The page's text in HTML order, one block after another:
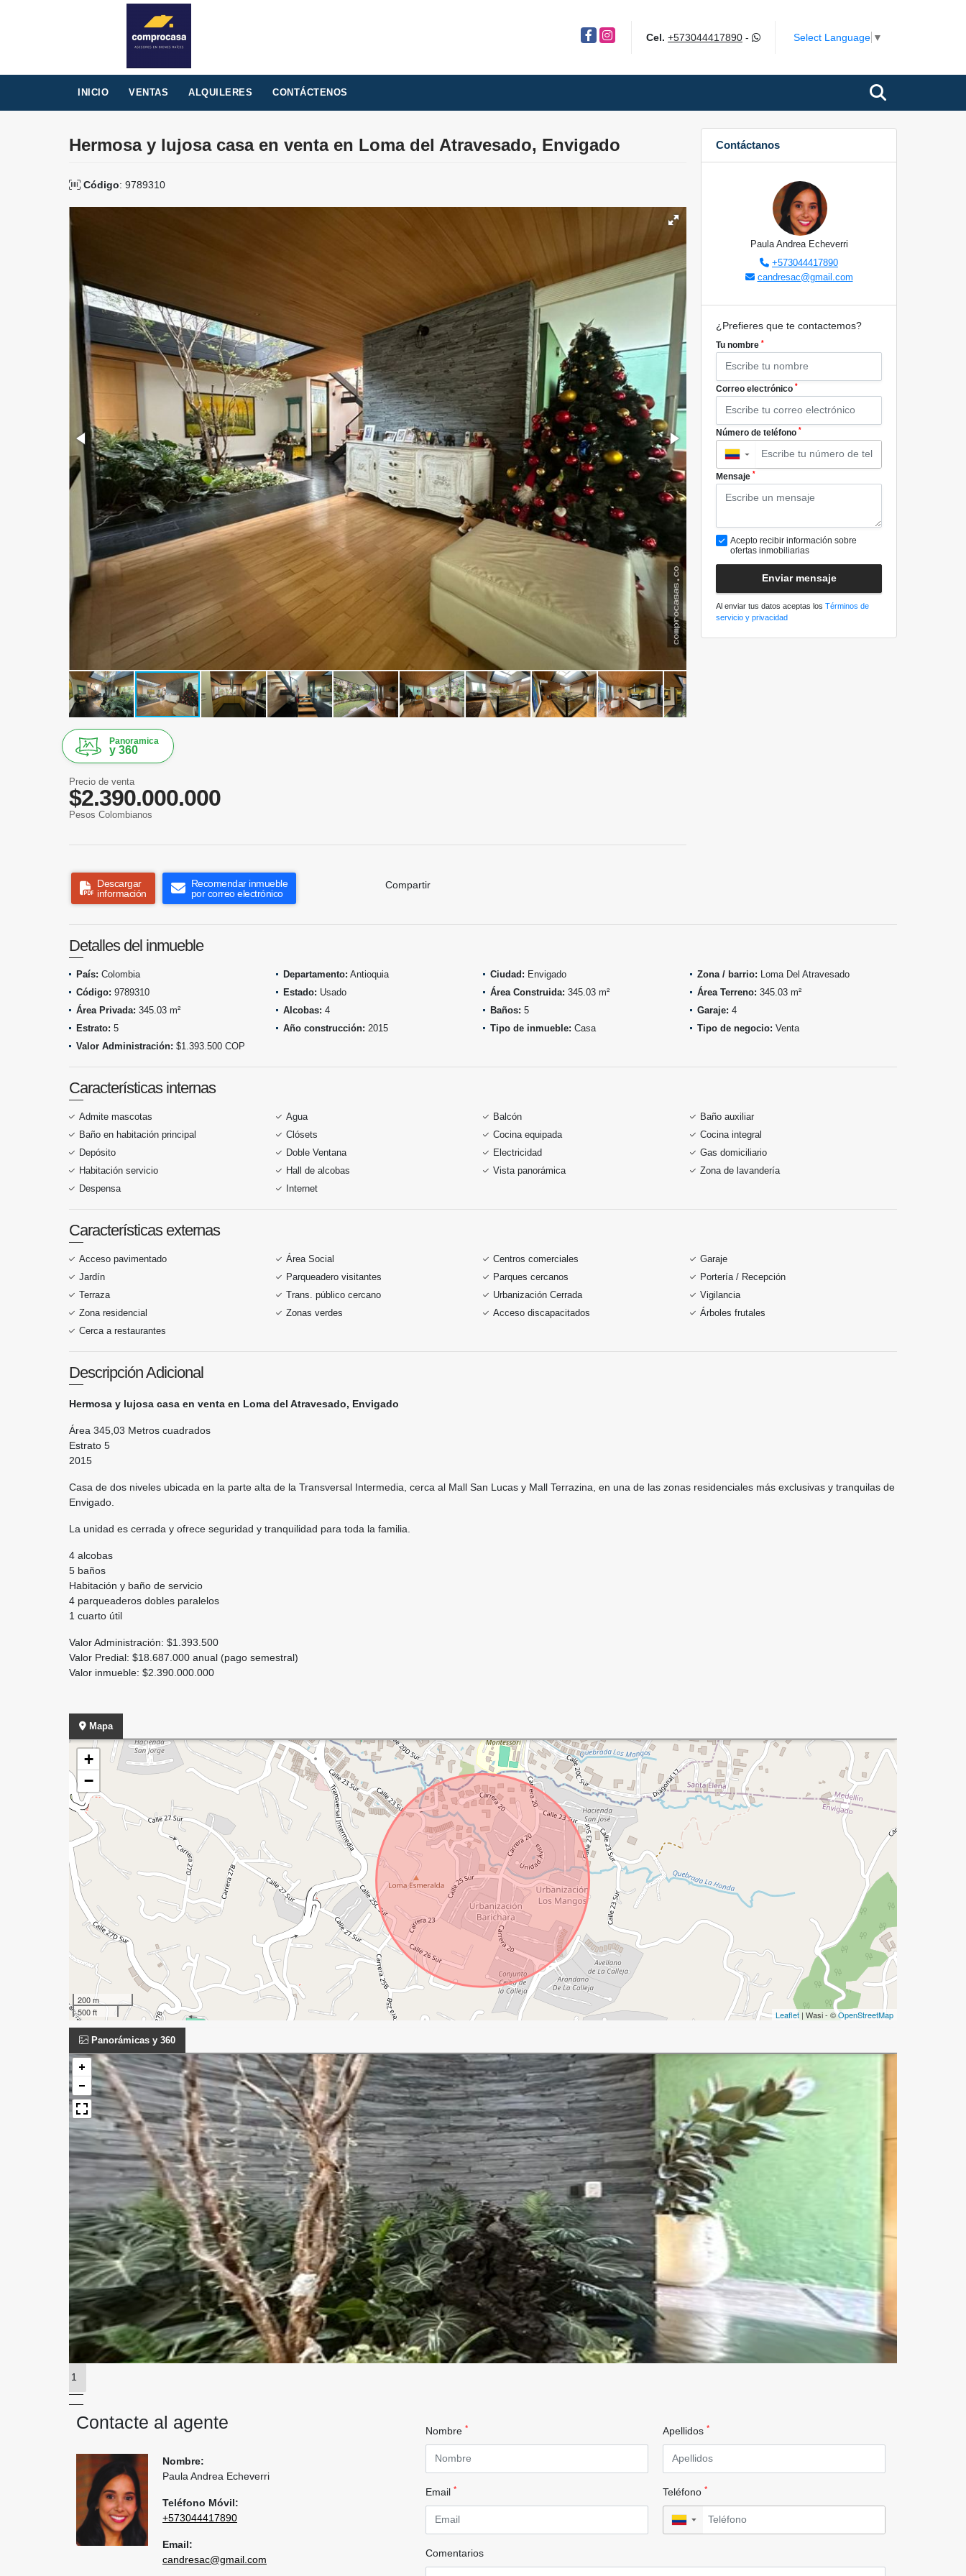
FacebookInstagram Cel. +573044417890- Select Language ▼
INICIO VENTAS ALQUILERES CONTÁCTENOS
Hermosa y lujosa casa en venta en Loma del Atravesado, Envigado
Código: 9789310
Panoramica
y 360
Precio de venta
$2.390.000.000
Pesos Colombianos
Descargar
información
Recomendar inmueble
por correo electrónico
Compartir
Contáctanos
Paula Andrea Echeverri
+573044417890
candresac@gmail.com
¿Prefieres que te contactemos?
Tu nombre *
Correo electrónico *
Número de teléfono *
▼
Mensaje *
Acepto recibir información sobre
ofertas inmobiliarias
Enviar mensaje
Al enviar tus datos aceptas los Términos de
servicio y privacidad
Detalles del inmueble
País: Colombia Departamento: Antioquia Ciudad: Envigado Zona / barrio: Loma Del Atravesado
Código: 9789310 Estado: Usado Área Construida: 345.03 m² Área Terreno: 345.03 m²
Área Privada: 345.03 m² Alcobas: 4 Baños: 5 Garaje: 4
Estrato: 5 Año construcción: 2015 Tipo de inmueble: Casa Tipo de negocio: Venta
Valor Administración: $1.393.500 COP
Características internas
Admite mascotas Agua Balcón
Baño auxiliar
Baño en habitación principal
Clósets Cocina equipada
Cocina integral
Depósito
Doble Ventana Electricidad
Gas domiciliario
Habitación servicio
Hall de alcobas Vista panorámica
Zona de lavandería
Despensa
Internet
Características externas
Acceso pavimentado Área Social Centros comerciales
Garaje
Jardín
Parqueadero visitantes Parques cercanos
Portería / Recepción
Terraza
Trans. público cercano Urbanización Cerrada
Vigilancia
Zona residencial
Zonas verdes Acceso discapacitados
Árboles frutales
Cerca a restaurantes
Descripción Adicional
Hermosa y lujosa casa en venta en Loma del Atravesado, Envigado
Área 345,03 Metros cuadrados
Estrato 5
2015
Casa de dos niveles ubicada en la parte alta de la Transversal Intermedia, cerca al Mall San Lucas y Mall Terrazina, en una de las zonas residenciales más exclusivas y tranquilas de
Envigado.
La unidad es cerrada y ofrece seguridad y tranquilidad para toda la familia.
4 alcobas
5 baños
Habitación y baño de servicio
4 parqueaderos dobles paralelos
1 cuarto útil
Valor Administración: $1.393.500
Valor Predial: $18.687.000 anual (pago semestral)
Valor inmueble: $2.390.000.000
Mapa
+
−
200 m
500 ft
Leaflet | Wasi - ©OpenStreetMap
Panorámicas y 360
1
Contacte al agente
Nombre:
Paula Andrea Echeverri
Teléfono Móvil:
+573044417890
Email:
candresac@gmail.com
Nombre * Apellidos *
Email * Teléfono *
▼
Comentarios